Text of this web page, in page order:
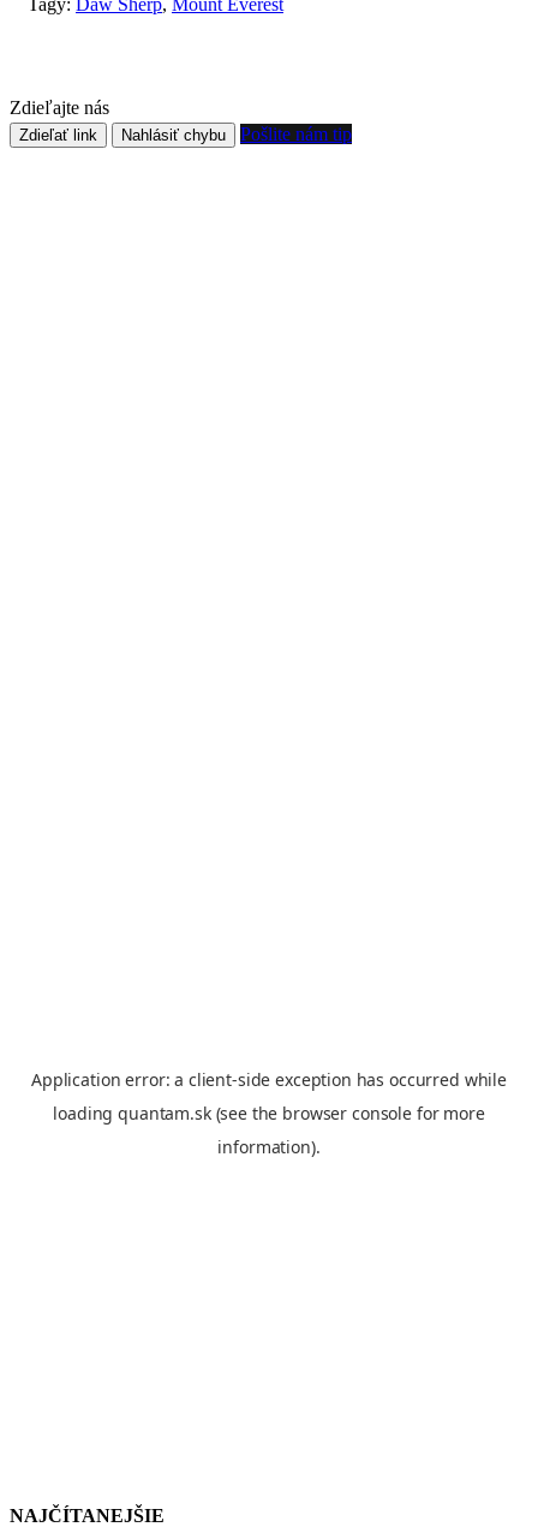
Tagy: Daw Sherp, Mount Everest
Zdieľajte nás
Zdieľať link Nahlásiť chybu Pošlite nám tip
NAJČÍTANEJŠIE